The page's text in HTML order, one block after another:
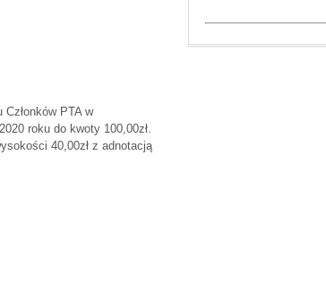
PTA w
roku do kwoty 100,00zł.
40,00zł z adnotacją